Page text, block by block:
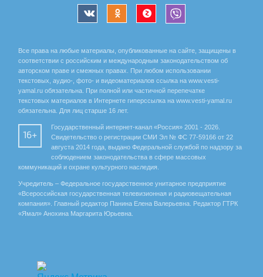
Все права на любые материалы, опубликованные на сайте, защищены в
соответствии с российским и международным законодательством об
авторском праве и смежных правах. При любом использовании
текстовых, аудио-, фото- и видеоматериалов ссылка на www.vesti-
yamal.ru обязательна. При полной или частичной перепечатке
текстовых материалов в Интернете гиперссылка на www.vesti-yamal.ru
обязательна. Для лиц старше 16 лет.
16+
Государственный интернет-канал «Россия» 2001 - 2026.
Свидетельство о регистрации СМИ Эл № ФС 77-59166 от 22
августа 2014 года, выдано Федеральной службой по надзору за
соблюдением законодательства в сфере массовых
коммуникаций и охране культурного наследия.
Учредитель – Федеральное государственное унитарное предприятие
«Всероссийская государственная телевизионная и радиовещательная
компания». Главный редактор Панина Елена Валерьевна. Редактор ГТРК
«Ямал» Анохина Маргарита Юрьевна.